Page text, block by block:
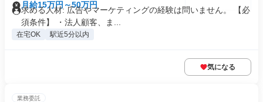
月給15万円～50万円
求める人材: 広告やマーケティングの経験は問いません。 【必
須条件】 ・法人顧客、ま...
在宅OK 駅近5分以内
気になる
業務委託